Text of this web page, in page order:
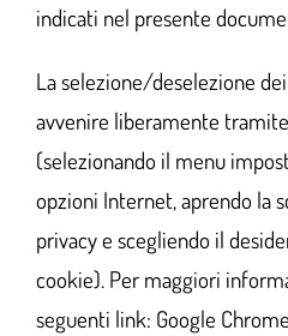
indicati nel presente
La selezione/deselezione
avvenire liberamente
(selezionando il menu
opzioni Internet, aprendo la
privacy e scegliendo il
cookie). Per maggiori
seguenti link: Google Chrome